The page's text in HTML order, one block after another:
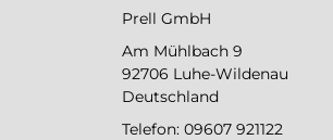
Prell GmbH
Am Mühlbach 9
92706 Luhe-Wildenau
Deutschland
Telefon: 09607 921122